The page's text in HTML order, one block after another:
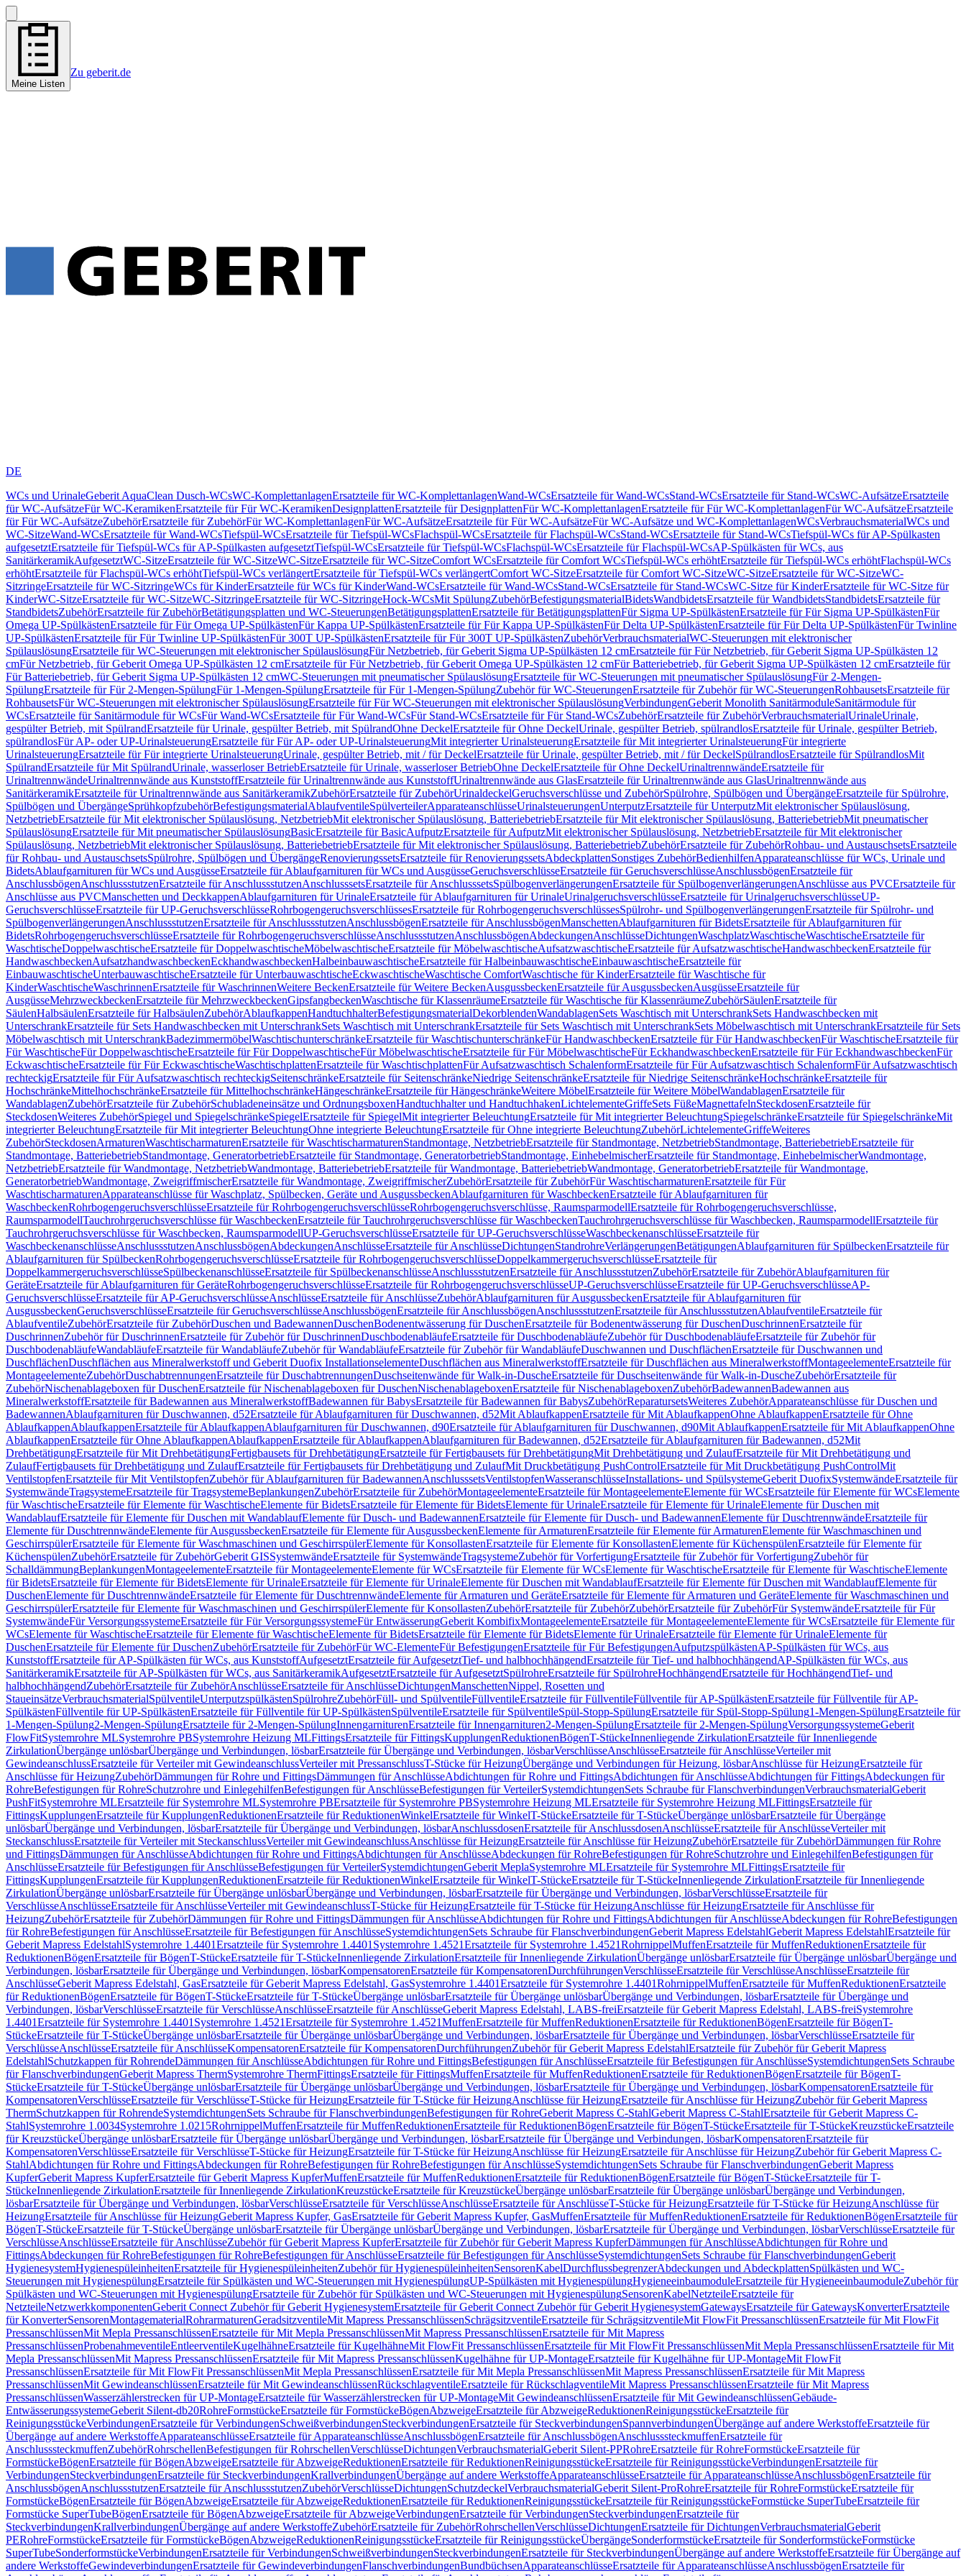
Meine Listen
Zu geberit.de
DE
WCs und UrinaleGeberit AquaClean Dusch-WCsWC-KomplettanlagenErsatzteile für WC-KomplettanlagenWand-WCsErsatzteile für Wand-WCsStand-WCsErsatzteile für Stand-WCsWC-AufsätzeErsatzteile
für WC-AufsätzeFür WC-KeramikenErsatzteile für Für WC-KeramikenDesignplattenErsatzteile für DesignplattenFür WC-KomplettanlagenErsatzteile für Für WC-KomplettanlagenFür WC-AufsätzeErsatzteile
für Für WC-AufsätzeZubehörErsatzteile für ZubehörFür WC-KomplettanlagenFür WC-AufsätzeErsatzteile für Für WC-AufsätzeFür WC-Aufsätze und WC-KomplettanlagenWCsVerbrauchsmaterialWCs und
WC-SitzeWand-WCsErsatzteile für Wand-WCsTiefspül-WCsErsatzteile für Tiefspül-WCsFlachspül-WCsErsatzteile für Flachspül-WCsStand-WCsErsatzteile für Stand-WCsTiefspül-WCs für AP-Spülkasten
aufgesetztErsatzteile für Tiefspül-WCs für AP-Spülkasten aufgesetztTiefspül-WCsErsatzteile für Tiefspül-WCsFlachspül-WCsErsatzteile für Flachspül-WCsAP-Spülkästen für WCs, aus
SanitärkeramikAufgesetztWC-SitzeErsatzteile für WC-SitzeWC-SitzeErsatzteile für WC-SitzeComfort WCsErsatzteile für Comfort WCsTiefspül-WCs erhöhtErsatzteile für Tiefspül-WCs erhöhtFlachspül-WCs
erhöhtErsatzteile für Flachspül-WCs erhöhtTiefspül-WCs verlängertErsatzteile für Tiefspül-WCs verlängertComfort WC-SitzeErsatzteile für Comfort WC-SitzeWC-SitzeErsatzteile für WC-SitzeWC-
SitzringeErsatzteile für WC-SitzringeWCs für KinderErsatzteile für WCs für KinderWand-WCsErsatzteile für Wand-WCsStand-WCsErsatzteile für Stand-WCsWC-Sitze für KinderErsatzteile für WC-Sitze für
KinderWC-SitzeErsatzteile für WC-SitzeWC-SitzringeErsatzteile für WC-SitzringeHock-WCsMit SpülungZubehörBefestigungsmaterialBidetsWandbidetsErsatzteile für WandbidetsStandbidetsErsatzteile für
StandbidetsZubehörErsatzteile für ZubehörBetätigungsplatten und WC-SteuerungenBetätigungsplattenErsatzteile für BetätigungsplattenFür Sigma UP-SpülkästenErsatzteile für Für Sigma UP-SpülkästenFür
Omega UP-SpülkästenErsatzteile für Für Omega UP-SpülkästenFür Kappa UP-SpülkästenErsatzteile für Für Kappa UP-SpülkästenFür Delta UP-SpülkästenErsatzteile für Für Delta UP-SpülkästenFür Twinline
UP-SpülkästenErsatzteile für Für Twinline UP-SpülkästenFür 300T UP-SpülkästenErsatzteile für Für 300T UP-SpülkästenZubehörVerbrauchsmaterialWC-Steuerungen mit elektronischer
SpülauslösungErsatzteile für WC-Steuerungen mit elektronischer SpülauslösungFür Netzbetrieb, für Geberit Sigma UP-Spülkästen 12 cmErsatzteile für Für Netzbetrieb, für Geberit Sigma UP-Spülkästen 12
cmFür Netzbetrieb, für Geberit Omega UP-Spülkästen 12 cmErsatzteile für Für Netzbetrieb, für Geberit Omega UP-Spülkästen 12 cmFür Batteriebetrieb, für Geberit Sigma UP-Spülkästen 12 cmErsatzteile für
Für Batteriebetrieb, für Geberit Sigma UP-Spülkästen 12 cmWC-Steuerungen mit pneumatischer SpülauslösungErsatzteile für WC-Steuerungen mit pneumatischer SpülauslösungFür 2-Mengen-
SpülungErsatzteile für Für 2-Mengen-SpülungFür 1-Mengen-SpülungErsatzteile für Für 1-Mengen-SpülungZubehör für WC-SteuerungenErsatzteile für Zubehör für WC-SteuerungenRohbausetsErsatzteile für
RohbausetsFür WC-Steuerungen mit elektronischer SpülauslösungErsatzteile für Für WC-Steuerungen mit elektronischer SpülauslösungVerbindungenGeberit Monolith SanitärmoduleSanitärmodule für
WCsErsatzteile für Sanitärmodule für WCsFür Wand-WCsErsatzteile für Für Wand-WCsFür Stand-WCsErsatzteile für Für Stand-WCsZubehörErsatzteile für ZubehörVerbrauchsmaterialUrinaleUrinale,
gespülter Betrieb, mit SpülrandErsatzteile für Urinale, gespülter Betrieb, mit SpülrandOhne DeckelErsatzteile für Ohne DeckelUrinale, gespülter Betrieb, spülrandlosErsatzteile für Urinale, gespülter Betrieb,
spülrandlosFür AP- oder UP-UrinalsteuerungErsatzteile für Für AP- oder UP-UrinalsteuerungMit integrierter UrinalsteuerungErsatzteile für Mit integrierter UrinalsteuerungFür integrierte
UrinalsteuerungErsatzteile für Für integrierte UrinalsteuerungUrinale, gespülter Betrieb, mit / für DeckelErsatzteile für Urinale, gespülter Betrieb, mit / für DeckelSpülrandlosErsatzteile für SpülrandlosMit
SpülrandErsatzteile für Mit SpülrandUrinale, wasserloser BetriebErsatzteile für Urinale, wasserloser BetriebOhne DeckelErsatzteile für Ohne DeckelUrinaltrennwändeErsatzteile für
UrinaltrennwändeUrinaltrennwände aus KunststoffErsatzteile für Urinaltrennwände aus KunststoffUrinaltrennwände aus GlasErsatzteile für Urinaltrennwände aus GlasUrinaltrennwände aus
SanitärkeramikErsatzteile für Urinaltrennwände aus SanitärkeramikZubehörErsatzteile für ZubehörUrinaldeckelGeruchsverschlüsse und ZubehörSpülrohre, Spülbögen und ÜbergängeErsatzteile für Spülrohre,
Spülbögen und ÜbergängeSprühkopfzubehörBefestigungsmaterialAblaufventileSpülverteilerApparateanschlüsseUrinalsteuerungenUnterputzErsatzteile für UnterputzMit elektronischer Spülauslösung,
NetzbetriebErsatzteile für Mit elektronischer Spülauslösung, NetzbetriebMit elektronischer Spülauslösung, BatteriebetriebErsatzteile für Mit elektronischer Spülauslösung, BatteriebetriebMit pneumatischer
SpülauslösungErsatzteile für Mit pneumatischer SpülauslösungBasicErsatzteile für BasicAufputzErsatzteile für AufputzMit elektronischer Spülauslösung, NetzbetriebErsatzteile für Mit elektronischer
Spülauslösung, NetzbetriebMit elektronischer Spülauslösung, BatteriebetriebErsatzteile für Mit elektronischer Spülauslösung, BatteriebetriebZubehörErsatzteile für ZubehörRohbau- und AustauschsetsErsatzteile
für Rohbau- und AustauschsetsSpülrohre, Spülbögen und ÜbergängeRenovierungssetsErsatzteile für RenovierungssetsAbdeckplattenSonstiges ZubehörBedienhilfenApparateanschlüsse für WCs, Urinale und
BidetsAblaufgarnituren für WCs und AusgüsseErsatzteile für Ablaufgarnituren für WCs und AusgüsseGeruchsverschlüsseErsatzteile für GeruchsverschlüsseAnschlussbögenErsatzteile für
AnschlussbögenAnschlussstutzenErsatzteile für AnschlussstutzenAnschlusssetsErsatzteile für AnschlusssetsSpülbogenverlängerungenErsatzteile für SpülbogenverlängerungenAnschlüsse aus PVCErsatzteile für
Anschlüsse aus PVCManschetten und DeckkappenAblaufgarnituren für UrinaleErsatzteile für Ablaufgarnituren für UrinaleUrinalgeruchsverschlüsseErsatzteile für UrinalgeruchsverschlüsseUP-
GeruchsverschlüsseErsatzteile für UP-GeruchsverschlüsseRohrbogengeruchsverschlüssesErsatzteile für RohrbogengeruchsverschlüssesSpülrohr- und SpülbogenverlängerungenErsatzteile für Spülrohr- und
SpülbogenverlängerungenAnschlussstutzenErsatzteile für AnschlussstutzenAnschlussbögenErsatzteile für AnschlussbögenManschettenAblaufgarnituren für BidetsErsatzteile für Ablaufgarnituren für
BidetsRohrbogengeruchsverschlüsseErsatzteile für RohrbogengeruchsverschlüsseAnschlussstutzenAnschlussbögenAbdeckungenAnschlüsseDichtungenWaschplatzWaschtischeWaschtischeErsatzteile für
WaschtischeDoppelwaschtischeErsatzteile für DoppelwaschtischeMöbelwaschtischeErsatzteile für MöbelwaschtischeAufsatzwaschtischeErsatzteile für AufsatzwaschtischeHandwaschbeckenErsatzteile für
HandwaschbeckenAufsatzhandwaschbeckenEckhandwaschbeckenHalbeinbauwaschtischeErsatzteile für HalbeinbauwaschtischeEinbauwaschtischeErsatzteile für
EinbauwaschtischeUnterbauwaschtischeErsatzteile für UnterbauwaschtischeEckwaschtischeWaschtische ComfortWaschtische für KinderErsatzteile für Waschtische für
KinderWaschtischeWaschrinnenErsatzteile für WaschrinnenWeitere BeckenErsatzteile für Weitere BeckenAusgussbeckenErsatzteile für AusgussbeckenAusgüsseErsatzteile für
AusgüsseMehrzweckbeckenErsatzteile für MehrzweckbeckenGipsfangbeckenWaschtische für KlassenräumeErsatzteile für Waschtische für KlassenräumeZubehörSäulenErsatzteile für
SäulenHalbsäulenErsatzteile für HalbsäulenZubehörAblaufkappenHandtuchhalterBefestigungsmaterialDekorblendenWandablagenSets Waschtisch mit UnterschrankSets Handwaschbecken mit
UnterschrankErsatzteile für Sets Handwaschbecken mit UnterschrankSets Waschtisch mit UnterschrankErsatzteile für Sets Waschtisch mit UnterschrankSets Möbelwaschtisch mit UnterschrankErsatzteile für Sets
Möbelwaschtisch mit UnterschrankBadezimmermöbelWaschtischunterschränkeErsatzteile für WaschtischunterschränkeFür HandwaschbeckenErsatzteile für Für HandwaschbeckenFür WaschtischeErsatzteile für
Für WaschtischeFür DoppelwaschtischeErsatzteile für Für DoppelwaschtischeFür MöbelwaschtischeErsatzteile für Für MöbelwaschtischeFür EckhandwaschbeckenErsatzteile für Für EckhandwaschbeckenFür
EckwaschtischeErsatzteile für Für EckwaschtischeWaschtischplattenErsatzteile für WaschtischplattenFür Aufsatzwaschtisch SchalenformErsatzteile für Für Aufsatzwaschtisch SchalenformFür Aufsatzwaschtisch
rechteckigErsatzteile für Für Aufsatzwaschtisch rechteckigSeitenschränkeErsatzteile für SeitenschränkeNiedrige SeitenschränkeErsatzteile für Niedrige SeitenschränkeHochschränkeErsatzteile für
HochschränkeMittelhochschränkeErsatzteile für MittelhochschränkeHängeschränkeErsatzteile für HängeschränkeWeitere MöbelErsatzteile für Weitere MöbelWandablagenErsatzteile für
WandablagenZubehörErsatzteile für ZubehörSchubladeneinsätze und OrdnungsboxenHandtuchhalter und HandtuchhakenLichtelementeGriffeSets FüßeMagnettafelnSteckdosenErsatzteile für
SteckdosenWeiteres ZubehörSpiegel und SpiegelschränkeSpiegelErsatzteile für SpiegelMit integrierter BeleuchtungErsatzteile für Mit integrierter BeleuchtungSpiegelschränkeErsatzteile für SpiegelschränkeMit
integrierter BeleuchtungErsatzteile für Mit integrierter BeleuchtungOhne integrierte BeleuchtungErsatzteile für Ohne integrierte BeleuchtungZubehörLichtelementeGriffeWeiteres
ZubehörSteckdosenArmaturenWaschtischarmaturenErsatzteile für WaschtischarmaturenStandmontage, NetzbetriebErsatzteile für Standmontage, NetzbetriebStandmontage, BatteriebetriebErsatzteile für
Standmontage, BatteriebetriebStandmontage, GeneratorbetriebErsatzteile für Standmontage, GeneratorbetriebStandmontage, EinhebelmischerErsatzteile für Standmontage, EinhebelmischerWandmontage,
NetzbetriebErsatzteile für Wandmontage, NetzbetriebWandmontage, BatteriebetriebErsatzteile für Wandmontage, BatteriebetriebWandmontage, GeneratorbetriebErsatzteile für Wandmontage,
GeneratorbetriebWandmontage, ZweigriffmischerErsatzteile für Wandmontage, ZweigriffmischerZubehörErsatzteile für ZubehörFür WaschtischarmaturenErsatzteile für Für
WaschtischarmaturenApparateanschlüsse für Waschplatz, Spülbecken, Geräte und AusgussbeckenAblaufgarnituren für WaschbeckenErsatzteile für Ablaufgarnituren für
WaschbeckenRohrbogengeruchsverschlüsseErsatzteile für RohrbogengeruchsverschlüsseRohrbogengeruchsverschlüsse, RaumsparmodellErsatzteile für Rohrbogengeruchsverschlüsse,
RaumsparmodellTauchrohrgeruchsverschlüsse für WaschbeckenErsatzteile für Tauchrohrgeruchsverschlüsse für WaschbeckenTauchrohrgeruchsverschlüsse für Waschbecken, RaumsparmodellErsatzteile für
Tauchrohrgeruchsverschlüsse für Waschbecken, RaumsparmodellUP-GeruchsverschlüsseErsatzteile für UP-GeruchsverschlüsseWaschbeckenanschlüsseErsatzteile für
WaschbeckenanschlüsseAnschlussstutzenAnschlussbögenAbdeckungenAnschlüsseErsatzteile für AnschlüsseDichtungenStandrohreVerlängerungenBetätigungenAblaufgarnituren für SpülbeckenErsatzteile für
Ablaufgarnituren für SpülbeckenRohrbogengeruchsverschlüsseErsatzteile für RohrbogengeruchsverschlüsseDoppelkammergeruchsverschlüsseErsatzteile für
DoppelkammergeruchsverschlüsseSpülbeckenanschlüsseErsatzteile für SpülbeckenanschlüsseAnschlussstutzenErsatzteile für AnschlussstutzenZubehörErsatzteile für ZubehörAblaufgarnituren für
GeräteErsatzteile für Ablaufgarnituren für GeräteRohrbogengeruchsverschlüsseErsatzteile für RohrbogengeruchsverschlüsseUP-GeruchsverschlüsseErsatzteile für UP-GeruchsverschlüsseAP-
GeruchsverschlüsseErsatzteile für AP-GeruchsverschlüsseAnschlüsseErsatzteile für AnschlüsseZubehörAblaufgarnituren für AusgussbeckenErsatzteile für Ablaufgarnituren für
AusgussbeckenGeruchsverschlüsseErsatzteile für GeruchsverschlüsseAnschlussbögenErsatzteile für AnschlussbögenAnschlussstutzenErsatzteile für AnschlussstutzenAblaufventileErsatzteile für
AblaufventileZubehörErsatzteile für ZubehörDuschen und BadewannenDuschenBodenentwässerung für DuschenErsatzteile für Bodenentwässerung für DuschenDuschrinnenErsatzteile für
DuschrinnenZubehör für DuschrinnenErsatzteile für Zubehör für DuschrinnenDuschbodenabläufeErsatzteile für DuschbodenabläufeZubehör für DuschbodenabläufeErsatzteile für Zubehör für
DuschbodenabläufeWandabläufeErsatzteile für WandabläufeZubehör für WandabläufeErsatzteile für Zubehör für WandabläufeDuschwannen und DuschflächenErsatzteile für Duschwannen und
DuschflächenDuschflächen aus Mineralwerkstoff und Geberit Duofix InstallationselementeDuschflächen aus MineralwerkstoffErsatzteile für Duschflächen aus MineralwerkstoffMontageelementeErsatzteile für
MontageelementeZubehörDuschabtrennungenErsatzteile für DuschabtrennungenDuschseitenwände für Walk-in-DuscheErsatzteile für Duschseitenwände für Walk-in-DuscheZubehörErsatzteile für
ZubehörNischenablageboxen für DuschenErsatzteile für Nischenablageboxen für DuschenNischenablageboxenErsatzteile für NischenablageboxenZubehörBadewannenBadewannen aus
MineralwerkstoffErsatzteile für Badewannen aus MineralwerkstoffBadewannen für BabysErsatzteile für Badewannen für BabysZubehörReparatursetsWeiteres ZubehörApparateanschlüsse für Duschen und
BadewannenAblaufgarnituren für Duschwannen, d52Ersatzteile für Ablaufgarnituren für Duschwannen, d52Mit AblaufkappenErsatzteile für Mit AblaufkappenOhne AblaufkappenErsatzteile für Ohne
AblaufkappenAblaufkappenErsatzteile für AblaufkappenAblaufgarnituren für Duschwannen, d90Ersatzteile für Ablaufgarnituren für Duschwannen, d90Mit AblaufkappenErsatzteile für Mit AblaufkappenOhne
AblaufkappenErsatzteile für Ohne AblaufkappenAblaufkappenErsatzteile für AblaufkappenAblaufgarnituren für Badewannen, d52Ersatzteile für Ablaufgarnituren für Badewannen, d52Mit
DrehbetätigungErsatzteile für Mit DrehbetätigungFertigbausets für DrehbetätigungErsatzteile für Fertigbausets für DrehbetätigungMit Drehbetätigung und ZulaufErsatzteile für Mit Drehbetätigung und
ZulaufFertigbausets für Drehbetätigung und ZulaufErsatzteile für Fertigbausets für Drehbetätigung und ZulaufMit Druckbetätigung PushControlErsatzteile für Mit Druckbetätigung PushControlMit
VentilstopfenErsatzteile für Mit VentilstopfenZubehör für Ablaufgarnituren für BadewannenAnschlusssetsVentilstopfenWasseranschlüsseInstallations- und SpülsystemeGeberit DuofixSystemwändeErsatzteile für
SystemwändeTragsystemeErsatzteile für TragsystemeBeplankungenZubehörErsatzteile für ZubehörMontageelementeErsatzteile für MontageelementeElemente für WCsErsatzteile für Elemente für WCsElemente
für WaschtischeErsatzteile für Elemente für WaschtischeElemente für BidetsErsatzteile für Elemente für BidetsElemente für UrinaleErsatzteile für Elemente für UrinaleElemente für Duschen mit
WandablaufErsatzteile für Elemente für Duschen mit WandablaufElemente für Dusch- und BadewannenErsatzteile für Elemente für Dusch- und BadewannenElemente für DuschtrennwändeErsatzteile für
Elemente für DuschtrennwändeElemente für AusgussbeckenErsatzteile für Elemente für AusgussbeckenElemente für ArmaturenErsatzteile für Elemente für ArmaturenElemente für Waschmaschinen und
GeschirrspülerErsatzteile für Elemente für Waschmaschinen und GeschirrspülerElemente für KonsollastenErsatzteile für Elemente für KonsollastenElemente für KüchenspülenErsatzteile für Elemente für
KüchenspülenZubehörErsatzteile für ZubehörGeberit GISSystemwändeErsatzteile für SystemwändeTragsystemeZubehör für VorfertigungErsatzteile für Zubehör für VorfertigungZubehör für
SchalldämmungBeplankungenMontageelementeErsatzteile für MontageelementeElemente für WCsErsatzteile für Elemente für WCsElemente für WaschtischeErsatzteile für Elemente für WaschtischeElemente
für BidetsErsatzteile für Elemente für BidetsElemente für UrinaleErsatzteile für Elemente für UrinaleElemente für Duschen mit WandablaufErsatzteile für Elemente für Duschen mit WandablaufElemente für
DuschenElemente für DuschtrennwändeErsatzteile für Elemente für DuschtrennwändeElemente für Armaturen und GeräteErsatzteile für Elemente für Armaturen und GeräteElemente für Waschmaschinen und
GeschirrspülerErsatzteile für Elemente für Waschmaschinen und GeschirrspülerElemente für KonsollastenZubehörErsatzteile für ZubehörZubehörErsatzteile für ZubehörFür SystemwändeErsatzteile für Für
SystemwändeFür VersorgungssystemeErsatzteile für Für VersorgungssystemeFür EntwässerungGeberit KombifixMontageelementeErsatzteile für MontageelementeElemente für WCsErsatzteile für Elemente für
WCsElemente für WaschtischeErsatzteile für Elemente für WaschtischeElemente für BidetsErsatzteile für Elemente für BidetsElemente für UrinaleErsatzteile für Elemente für UrinaleElemente für
DuschenErsatzteile für Elemente für DuschenZubehörErsatzteile für ZubehörFür WC-ElementeFür BefestigungenErsatzteile für Für BefestigungenAufputzspülkästenAP-Spülkästen für WCs, aus
KunststoffErsatzteile für AP-Spülkästen für WCs, aus KunststoffAufgesetztErsatzteile für AufgesetztTief- und halbhochhängendErsatzteile für Tief- und halbhochhängendAP-Spülkästen für WCs, aus
SanitärkeramikErsatzteile für AP-Spülkästen für WCs, aus SanitärkeramikAufgesetztErsatzteile für AufgesetztSpülrohreErsatzteile für SpülrohreHochhängendErsatzteile für HochhängendTief- und
halbhochhängendZubehörErsatzteile für ZubehörAnschlüsseErsatzteile für AnschlüsseDichtungenManschettenNippel, Rosetten und
StaueinsätzeVerbrauchsmaterialSpülventileUnterputzspülkästenSpülrohreZubehörFüll- und SpülventileFüllventileErsatzteile für FüllventileFüllventile für AP-SpülkästenErsatzteile für Füllventile für AP-
SpülkästenFüllventile für UP-SpülkästenErsatzteile für Füllventile für UP-SpülkästenSpülventileErsatzteile für SpülventileSpül-Stopp-SpülungErsatzteile für Spül-Stopp-Spülung1-Mengen-SpülungErsatzteile für
1-Mengen-Spülung2-Mengen-SpülungErsatzteile für 2-Mengen-SpülungInnengarniturenErsatzteile für Innengarnituren2-Mengen-SpülungErsatzteile für 2-Mengen-SpülungVersorgungssystemeGeberit
FlowFitSystemrohre MLSystemrohre PBSystemrohre Heizung MLFittingsErsatzteile für FittingsKupplungenReduktionenBögenT-StückeInnenliegende ZirkulationErsatzteile für Innenliegende
ZirkulationÜbergänge unlösbarÜbergänge und Verbindungen, lösbarErsatzteile für Übergänge und Verbindungen, lösbarVerschlüsseAnschlüsseErsatzteile für AnschlüsseVerteiler mit
GewindeanschlussErsatzteile für Verteiler mit GewindeanschlussVerteiler mit PressanschlussT-Stücke für HeizungÜbergänge und Verbindungen für Heizung, lösbarAnschlüsse für HeizungErsatzteile für
Anschlüsse für HeizungZubehörDämmungen für Rohre und FittingsDämmungen für AnschlüsseAbdichtungen für Rohre und FittingsAbdichtungen für AnschlüsseAbdichtungen für FittingsAbdeckungen für
RohreBefestigungen für RohreSchutzrohre und EinlegehilfenBefestigungen für AnschlüsseBefestigungen für VerteilerSystemdichtungenSets Schraube für FlanschverbindungenVerbrauchsmaterialGeberit
PushFitSystemrohre MLErsatzteile für Systemrohre MLSystemrohre PBErsatzteile für Systemrohre PBSystemrohre Heizung MLErsatzteile für Systemrohre Heizung MLFittingsErsatzteile für
FittingsKupplungenErsatzteile für KupplungenReduktionenErsatzteile für ReduktionenWinkelErsatzteile für WinkelT-StückeErsatzteile für T-StückeÜbergänge unlösbarErsatzteile für Übergänge
unlösbarÜbergänge und Verbindungen, lösbarErsatzteile für Übergänge und Verbindungen, lösbarAnschlussdosenErsatzteile für AnschlussdosenAnschlüsseErsatzteile für AnschlüsseVerteiler mit
SteckanschlussErsatzteile für Verteiler mit SteckanschlussVerteiler mit GewindeanschlussAnschlüsse für HeizungErsatzteile für Anschlüsse für HeizungZubehörErsatzteile für ZubehörDämmungen für Rohre
und FittingsDämmungen für AnschlüsseAbdichtungen für Rohre und FittingsAbdichtungen für AnschlüsseAbdeckungen für RohreBefestigungen für RohreSchutzrohre und EinlegehilfenBefestigungen für
AnschlüsseErsatzteile für Befestigungen für AnschlüsseBefestigungen für VerteilerSystemdichtungenGeberit MeplaSystemrohre MLErsatzteile für Systemrohre MLFittingsErsatzteile für
FittingsKupplungenErsatzteile für KupplungenReduktionenErsatzteile für ReduktionenWinkelErsatzteile für WinkelT-StückeErsatzteile für T-StückeInnenliegende ZirkulationErsatzteile für Innenliegende
ZirkulationÜbergänge unlösbarErsatzteile für Übergänge unlösbarÜbergänge und Verbindungen, lösbarErsatzteile für Übergänge und Verbindungen, lösbarVerschlüsseErsatzteile für
VerschlüsseAnschlüsseErsatzteile für AnschlüsseVerteiler mit GewindeanschlussT-Stücke für HeizungErsatzteile für T-Stücke für HeizungAnschlüsse für HeizungErsatzteile für Anschlüsse für
HeizungZubehörErsatzteile für ZubehörDämmungen für Rohre und FittingsDämmungen für AnschlüsseAbdichtungen für Rohre und FittingsAbdichtungen für AnschlüsseAbdeckungen für RohreBefestigungen
für RohreBefestigungen für AnschlüsseErsatzteile für Befestigungen für AnschlüsseSystemdichtungenSets Schraube für FlanschverbindungenGeberit Mapress EdelstahlGeberit Mapress EdelstahlErsatzteile für
Geberit Mapress EdelstahlSystemrohre 1.4401Ersatzteile für Systemrohre 1.4401 Systemrohre 1.4521Ersatzteile für Systemrohre 1.4521RohrnippelMuffenErsatzteile für MuffenReduktionenErsatzteile für
ReduktionenBögenErsatzteile für BögenT-StückeErsatzteile für T-StückeInnenliegende ZirkulationErsatzteile für Innenliegende ZirkulationÜbergänge unlösbarErsatzteile für Übergänge unlösbarÜbergänge und
Verbindungen, lösbarErsatzteile für Übergänge und Verbindungen, lösbarKompensatorenErsatzteile für KompensatorenDurchführungenVerschlüsseErsatzteile für VerschlüsseAnschlüsseErsatzteile für
AnschlüsseGeberit Mapress Edelstahl, GasErsatzteile für Geberit Mapress Edelstahl, GasSystemrohre 1.4401Ersatzteile für Systemrohre 1.4401RohrnippelMuffenErsatzteile für MuffenReduktionenErsatzteile
für ReduktionenBögenErsatzteile für BögenT-StückeErsatzteile für T-StückeÜbergänge unlösbarErsatzteile für Übergänge unlösbarÜbergänge und Verbindungen, lösbarErsatzteile für Übergänge und
Verbindungen, lösbarVerschlüsseErsatzteile für VerschlüsseAnschlüsseErsatzteile für AnschlüsseGeberit Mapress Edelstahl, LABS-freiErsatzteile für Geberit Mapress Edelstahl, LABS-freiSystemrohre
1.4401Ersatzteile für Systemrohre 1.4401 Systemrohre 1.4521Ersatzteile für Systemrohre 1.4521MuffenErsatzteile für MuffenReduktionenErsatzteile für ReduktionenBögenErsatzteile für BögenT-
StückeErsatzteile für T-StückeÜbergänge unlösbarErsatzteile für Übergänge unlösbarÜbergänge und Verbindungen, lösbarErsatzteile für Übergänge und Verbindungen, lösbarVerschlüsseErsatzteile für
VerschlüsseAnschlüsseErsatzteile für AnschlüsseKompensatorenErsatzteile für KompensatorenDurchführungenZubehör für Geberit Mapress EdelstahlErsatzteile für Zubehör für Geberit Mapress
EdelstahlSchutzkappen für RohrendeDämmungen für AnschlüsseAbdichtungen für Rohre und FittingsBefestigungen für AnschlüsseErsatzteile für Befestigungen für AnschlüsseSystemdichtungenSets Schraube
für FlanschverbindungenGeberit Mapress ThermSystemrohre ThermFittingsErsatzteile für FittingsMuffenErsatzteile für MuffenReduktionenErsatzteile für ReduktionenBögenErsatzteile für BögenT-
StückeErsatzteile für T-StückeÜbergänge unlösbarErsatzteile für Übergänge unlösbarÜbergänge und Verbindungen, lösbarErsatzteile für Übergänge und Verbindungen, lösbarKompensatorenErsatzteile für
KompensatorenVerschlüsseErsatzteile für VerschlüsseT-Stücke für HeizungErsatzteile für T-Stücke für HeizungAnschlüsse für HeizungErsatzteile für Anschlüsse für HeizungZubehör für Geberit Mapress
ThermSchutzkappen für RohrendeSystemdichtungenSets Schraube für FlanschverbindungenBefestigungen für RohreGeberit Mapress C-StahlGeberit Mapress C-StahlErsatzteile für Geberit Mapress C-
StahlSystemrohre 1.0034Systemrohre 1.0215RohrnippelMuffenErsatzteile für MuffenReduktionenErsatzteile für ReduktionenBögenErsatzteile für BögenT-StückeErsatzteile für T-StückeKreuzstückeErsatzteile
für KreuzstückeÜbergänge unlösbarErsatzteile für Übergänge unlösbarÜbergänge und Verbindungen, lösbarErsatzteile für Übergänge und Verbindungen, lösbarKompensatorenErsatzteile für
KompensatorenVerschlüsseErsatzteile für VerschlüsseT-Stücke für HeizungErsatzteile für T-Stücke für HeizungAnschlüsse für HeizungErsatzteile für Anschlüsse für HeizungZubehör für Geberit Mapress C-
StahlAbdichtungen für Rohre und FittingsAbdeckungen für RohreBefestigungen für RohreBefestigungen für AnschlüsseSystemdichtungenSets Schraube für FlanschverbindungenGeberit Mapress
KupferGeberit Mapress KupferErsatzteile für Geberit Mapress KupferMuffenErsatzteile für MuffenReduktionenErsatzteile für ReduktionenBögenErsatzteile für BögenT-StückeErsatzteile für T-
StückeInnenliegende ZirkulationErsatzteile für Innenliegende ZirkulationKreuzstückeErsatzteile für KreuzstückeÜbergänge unlösbarErsatzteile für Übergänge unlösbarÜbergänge und Verbindungen,
lösbarErsatzteile für Übergänge und Verbindungen, lösbarVerschlüsseErsatzteile für VerschlüsseAnschlüsseErsatzteile für AnschlüsseT-Stücke für HeizungErsatzteile für T-Stücke für HeizungAnschlüsse für
HeizungErsatzteile für Anschlüsse für HeizungGeberit Mapress Kupfer, GasErsatzteile für Geberit Mapress Kupfer, GasMuffenErsatzteile für MuffenReduktionenErsatzteile für ReduktionenBögenErsatzteile für
BögenT-StückeErsatzteile für T-StückeÜbergänge unlösbarErsatzteile für Übergänge unlösbarÜbergänge und Verbindungen, lösbarErsatzteile für Übergänge und Verbindungen, lösbarVerschlüsseErsatzteile für
VerschlüsseAnschlüsseErsatzteile für AnschlüsseZubehör für Geberit Mapress KupferErsatzteile für Zubehör für Geberit Mapress KupferDämmungen für AnschlüsseAbdichtungen für Rohre und
FittingsAbdeckungen für RohreBefestigungen für RohreBefestigungen für AnschlüsseErsatzteile für Befestigungen für AnschlüsseSystemdichtungenSets Schraube für FlanschverbindungenGeberit
HygienesystemHygienespüleinheitenErsatzteile für HygienespüleinheitenZubehör für HygienespüleinheitenSensorenKabelDurchflussbegrenzerAbdeckungen und AbdeckplattenSpülkästen und WC-
Steuerungen mit HygienespülungErsatzteile für Spülkästen und WC-Steuerungen mit HygienespülungUP-Spülkästen mit HygienespülungHygieneeinbaumoduleErsatzteile für HygieneeinbaumoduleZubehör für
Spülkästen und WC-Steuerungen mit HygienespülungErsatzteile für Zubehör für Spülkästen und WC-Steuerungen mit HygienespülungSensorenKabelNetzteileErsatzteile für
NetzteileNetzwerkkomponentenGeberit Connect Zubehör für Geberit HygienesystemErsatzteile für Geberit Connect Zubehör für Geberit HygienesystemGatewaysErsatzteile für GatewaysKonverterErsatzteile
für KonverterSensorenMontagematerialRohrarmaturenGeradsitzventileMit Mapress PressanschlüssenSchrägsitzventileErsatzteile für SchrägsitzventileMit FlowFit PressanschlüssenErsatzteile für Mit FlowFit
PressanschlüssenMit Mepla PressanschlüssenErsatzteile für Mit Mepla PressanschlüssenMit Mapress PressanschlüssenErsatzteile für Mit Mapress
PressanschlüssenProbenahmeventileEntleerventileKugelhähneErsatzteile für KugelhähneMit FlowFit PressanschlüssenErsatzteile für Mit FlowFit PressanschlüssenMit Mepla PressanschlüssenErsatzteile für Mit
Mepla PressanschlüssenMit Mapress PressanschlüssenErsatzteile für Mit Mapress PressanschlüssenKugelhähne für UP-MontageErsatzteile für Kugelhähne für UP-MontageMit FlowFit
PressanschlüssenErsatzteile für Mit FlowFit PressanschlüssenMit Mepla PressanschlüssenErsatzteile für Mit Mepla PressanschlüssenMit Mapress PressanschlüssenErsatzteile für Mit Mapress
PressanschlüssenMit GewindeanschlüssenErsatzteile für Mit GewindeanschlüssenRückschlagventileErsatzteile für RückschlagventileMit Mapress PressanschlüssenErsatzteile für Mit Mapress
PressanschlüssenWasserzählerstrecken für UP-MontageErsatzteile für Wasserzählerstrecken für UP-MontageMit GewindeanschlüssenErsatzteile für Mit GewindeanschlüssenGebäude-
EntwässerungssystemeGeberit Silent-db20RohreFormstückeErsatzteile für FormstückeBögenAbzweigeErsatzteile für AbzweigeReduktionenReinigungsstückeErsatzteile für
ReinigungsstückeVerbindungenErsatzteile für VerbindungenSchweißverbindungenSteckverbindungenErsatzteile für SteckverbindungenSpannverbindungenÜbergänge auf andere WerkstoffeErsatzteile für
Übergänge auf andere WerkstoffeApparateanschlüsseErsatzteile für ApparateanschlüsseAnschlussbögenErsatzteile für AnschlussbögenAnschlusssteckmuffenErsatzteile für
AnschlusssteckmuffenZubehörRohrschellenBefestigungen für RohrschellenVerschlüsseDichtungenVerbrauchsmaterialGeberit Silent-PPRohreErsatzteile für RohreFormstückeErsatzteile für
FormstückeBögenErsatzteile für BögenAbzweigeErsatzteile für AbzweigeReduktionenErsatzteile für ReduktionenReinigungsstückeErsatzteile für ReinigungsstückeVerbindungenErsatzteile für
VerbindungenSteckverbindungenErsatzteile für SteckverbindungenKrallverbindungenÜbergänge auf andere WerkstoffeApparateanschlüsseErsatzteile für ApparateanschlüsseAnschlussbögenErsatzteile für
AnschlussbögenAnschlussstutzenErsatzteile für AnschlussstutzenZubehörVerschlüsseDichtungenSchutzdeckelVerbrauchsmaterialGeberit Silent-ProRohreErsatzteile für RohreFormstückeErsatzteile für
FormstückeBögenErsatzteile für BögenAbzweigeErsatzteile für AbzweigeReduktionenErsatzteile für ReduktionenReinigungsstückeErsatzteile für ReinigungsstückeFormstücke SuperTubeErsatzteile für
Formstücke SuperTubeBögenErsatzteile für BögenAbzweigeErsatzteile für AbzweigeVerbindungenErsatzteile für VerbindungenSteckverbindungenErsatzteile für
SteckverbindungenKrallverbindungenÜbergänge auf andere WerkstoffeZubehörErsatzteile für ZubehörRohrschellenVerschlüsseDichtungenErsatzteile für DichtungenVerbrauchsmaterialGeberit
PERohreFormstückeErsatzteile für FormstückeBögenAbzweigeReduktionenReinigungsstückeErsatzteile für ReinigungsstückeÜbergängeSonderformstückeErsatzteile für SonderformstückeFormstücke
SuperTubeSonderformstückeVerbindungenErsatzteile für VerbindungenSchweißverbindungenSteckverbindungenErsatzteile für SteckverbindungenÜbergänge auf andere WerkstoffeErsatzteile für Übergänge auf
andere WerkstoffeGewindeverbindungenErsatzteile für GewindeverbindungenFlanschverbindungenBundbüchsenApparateanschlüsseErsatzteile für ApparateanschlüsseAnschlussbögenErsatzteile für